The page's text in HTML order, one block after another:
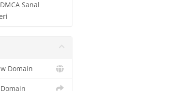
Sanal
Domain